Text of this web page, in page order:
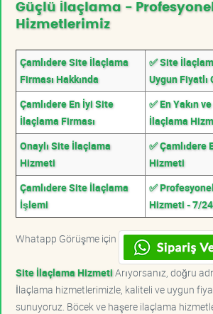
Güçlü İlaçlama - Profesyonel
Hizmetlerimiz
Çamlıdere Site İlaçlama
Firması Hakkında
✅ Site
Uygun Fiyatlı
Çamlıdere En İyi Site
İlaçlama Firması
✅ En Yakın
İlaçlama
Onaylı Site İlaçlama
Hizmeti
✅ Çamlıdere
Hizmeti
Çamlıdere Site İlaçlama
İşlemi
✅
Hizmeti - 7/
Whatapp Görüşme için
Site İlaçlama HizmetiArıyorsanız, doğru
İlaçlama hizmetlerimizle, kaliteli ve uygun
sunuyoruz. Böcek ve haşere ilaçlama